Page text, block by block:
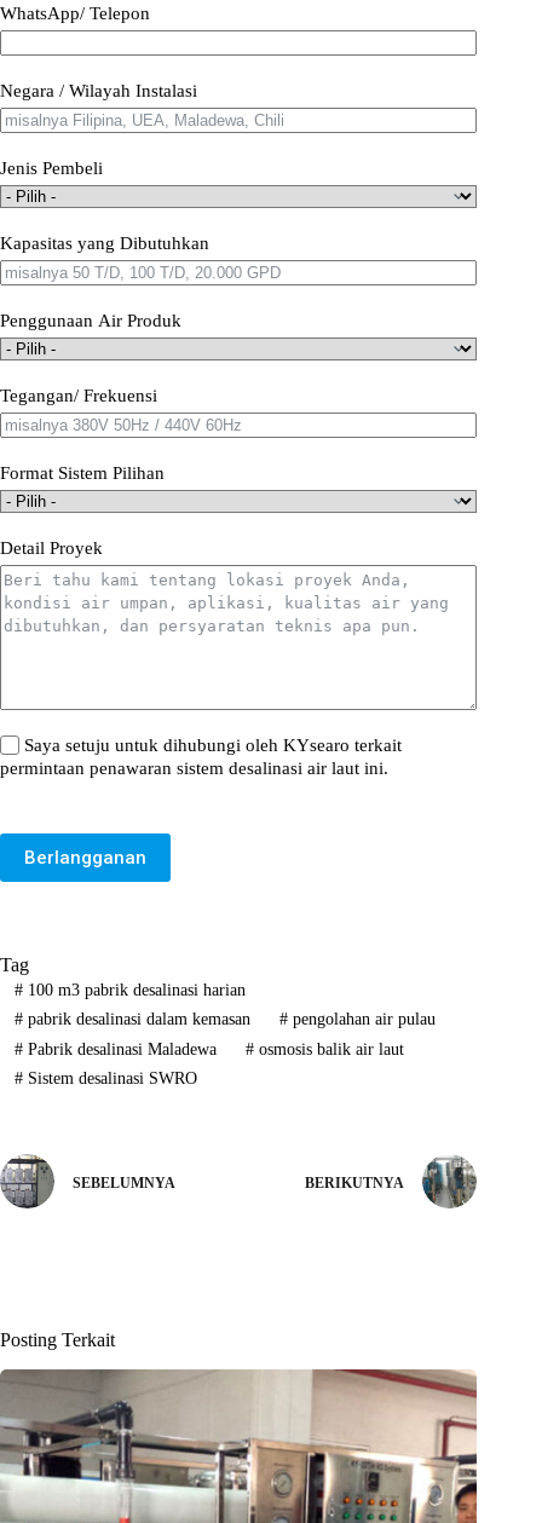
WhatsApp/ Telepon
Negara / Wilayah Instalasi
Jenis Pembeli
Kapasitas yang Dibutuhkan
Penggunaan Air Produk
Tegangan/ Frekuensi
Format Sistem Pilihan
Detail Proyek
Saya setuju untuk dihubungi oleh KYsearo terkait
permintaan penawaran sistem desalinasi air laut ini.
Berlangganan
Tag
#100 m3 pabrik desalinasi harian
#pabrik desalinasi dalam kemasan #pengolahan air pulau
#Pabrik desalinasi Maladewa #osmosis balik air laut
#Sistem desalinasi SWRO
SEBELUMNYA BERIKUTNYA
Posting Terkait